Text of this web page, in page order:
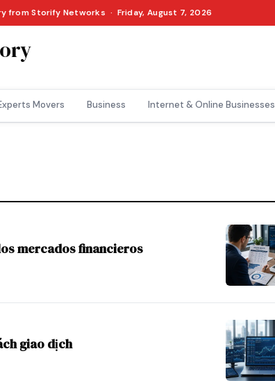
from Storify Networks · Friday, August 7, 2026
Movers Business Internet & Online Businesses
mercados financieros
giao dịch